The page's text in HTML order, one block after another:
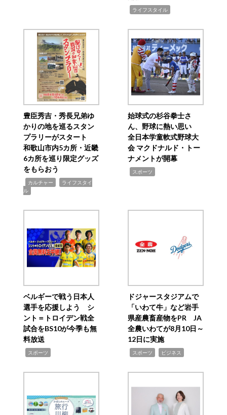
ライフスタイル
豊臣秀吉・秀長兄弟ゆ
かりの地を巡るスタン
プラリーがスタート
和歌山市内5カ所・近畿
6カ所を巡り限定グッズ
をもらおう
カルチャー
ライフスタイ
ル
始球式の杉谷拳士さ
ん、野球に熱い思い
全日本学童軟式野球大
会 マクドナルド・トー
ナメントが開幕
スポーツ
ベルギーで戦う日本人
選手を応援しよう シ
ント＝トロイデン戦全
試合をBS10が今季も無
料放送
スポーツ
ドジャースタジアムで
「いわて牛」など岩手
県産農畜産物をPR JA
全農いわてが8月10日～
12日に実施
スポーツ ビジネス